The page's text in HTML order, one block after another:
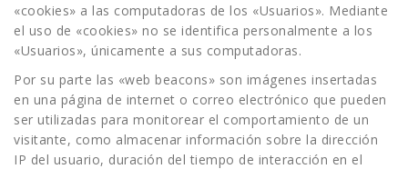
«cookies» a las computadoras de los «Usuarios». Mediante
el uso de «cookies» no se identifica personalmente a los
«Usuarios», únicamente a sus computadoras.
Por su parte las «web beacons» son imágenes insertadas
en una página de internet o correo electrónico que pueden
ser utilizadas para monitorear el comportamiento de un
visitante, como almacenar información sobre la dirección
IP del usuario, duración del tiempo de interacción en el